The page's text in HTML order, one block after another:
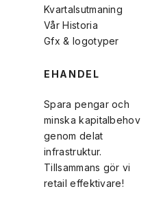
Kvartalsutmaning
Vår Historia
Gfx & logotyper
EHANDEL
Spara pengar och
minska kapitalbehov
genom delat
infrastruktur.
Tillsammans gör vi
retail effektivare!